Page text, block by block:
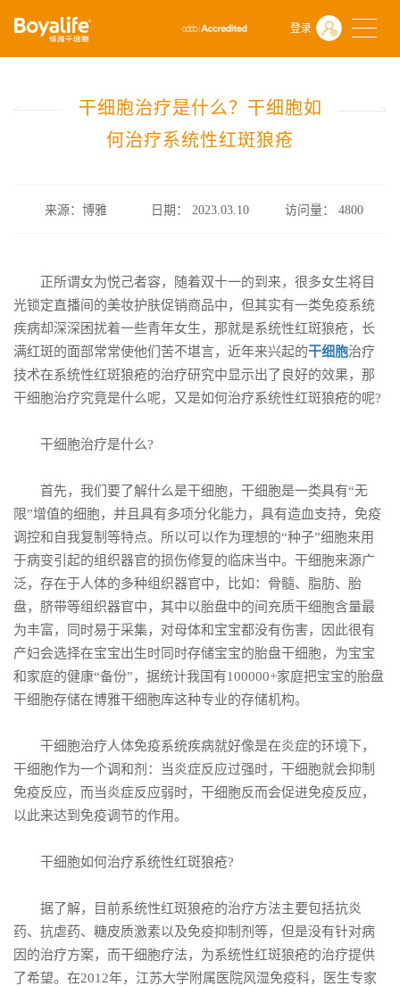
登录
首页 什么是干细胞
前沿动态
干细胞治疗是什么？干细胞如何治疗系统性红斑狼疮
干细胞治疗是什么？干细胞如
何治疗系统性红斑狼疮
来源：博雅 日期： 2023.03.10 访问量：4800
正所谓女为悦己者容，随着双十一的到来，很多女生将目
光锁定直播间的美妆护肤促销商品中，但其实有一类免疫系统
疾病却深深困扰着一些青年女生，那就是系统性红斑狼疮，长
满红斑的面部常常使他们苦不堪言，近年来兴起的干细胞治疗
技术在系统性红斑狼疮的治疗研究中显示出了良好的效果，那
干细胞治疗究竟是什么呢，又是如何治疗系统性红斑狼疮的呢?
干细胞治疗是什么?
首先，我们要了解什么是干细胞，干细胞是一类具有“无
限”增值的细胞，并且具有多项分化能力，具有造血支持，免疫
调控和自我复制等特点。所以可以作为理想的“种子”细胞来用
于病变引起的组织器官的损伤修复的临床当中。干细胞来源广
泛，存在于人体的多种组织器官中，比如：骨髓、脂肪、胎
盘，脐带等组织器官中，其中以胎盘中的间充质干细胞含量最
为丰富，同时易于采集，对母体和宝宝都没有伤害，因此很有
产妇会选择在宝宝出生时同时存储宝宝的胎盘干细胞，为宝宝
和家庭的健康“备份”，据统计我国有100000+家庭把宝宝的胎盘
干细胞存储在博雅干细胞库这种专业的存储机构。
干细胞治疗人体免疫系统疾病就好像是在炎症的环境下，
干细胞作为一个调和剂：当炎症反应过强时，干细胞就会抑制
免疫反应，而当炎症反应弱时，干细胞反而会促进免疫反应，
以此来达到免疫调节的作用。
干细胞如何治疗系统性红斑狼疮?
据了解，目前系统性红斑狼疮的治疗方法主要包括抗炎
药、抗虐药、糖皮质激素以及免疫抑制剂等，但是没有针对病
因的治疗方案，而干细胞疗法，为系统性红斑狼疮的治疗提供
了希望。在2012年，江苏大学附属医院风湿免疫科，医生专家